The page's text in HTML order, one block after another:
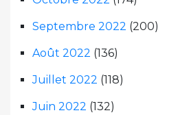
Septembre 2022 (200)
Août 2022 (136)
Juillet 2022 (118)
Juin 2022 (132)